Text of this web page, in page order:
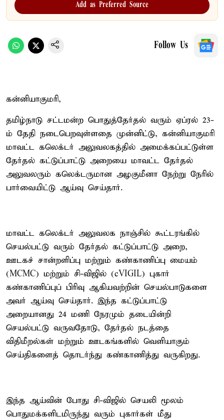
Add as Preferred Source
Follow Us
கன்னியாகுமரி,
தமிழ்நாடு சட்டமன்ற பொதுத்தேர்தல் வரும் ஏப்ரல் 23-
ம் தேதி நடைபெறவுள்ளதை முன்னிட்டு, கன்னியாகுமரி
மாவட்ட கலெக்டர் அலுவலகத்தில் அமைக்கப்பட்டுள்ள
தேர்தல் கட்டுப்பாட்டு அறையை மாவட்ட தேர்தல்
அலுவலரும் கலெக்டருமான அழகுமீனா நேற்று நேரில்
பார்வையிட்டு ஆய்வு செய்தார்.
மாவட்ட கலெக்டர் அலுவலக நாஞ்சில் கூட்டரங்கில்
செயல்பட்டு வரும் தேர்தல் கட்டுப்பாட்டு அறை,
ஊடகச் சான்றளிப்பு மற்றும் கண்காணிப்பு மையம்
(MCMC) மற்றும் சி-விஜில் (cVIGIL) புகார்
கண்காணிப்புப் பிரிவு ஆகியவற்றின் செயல்பாடுகளை
அவர் ஆய்வு செய்தார். இந்த கட்டுப்பாட்டு
அறையானது 24 மணி நேரமும் தடையின்றி
செயல்பட்டு வருவதோடு, தேர்தல் நடத்தை
விதிமீறல்கள் மற்றும் ஊடகங்களில் வெளியாகும்
செய்திகளைத் தொடர்ந்து கண்காணித்து வருகிறது.
இந்த ஆய்வின் போது சி-விஜில் செயலி மூலம்
பொதுமக்களிடமிருந்து வரும் புகார்கள் மீது